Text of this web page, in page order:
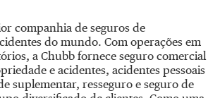
companhia de seguros de
do mundo. Com operações em
a Chubb fornece seguro comercial
e acidentes, acidentes pessoais
suplementar, resseguro e seguro de